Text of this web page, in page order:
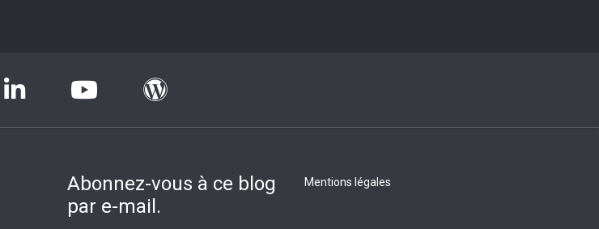
Abonnez-vous à ce blog
par e-mail.
Mentions légales